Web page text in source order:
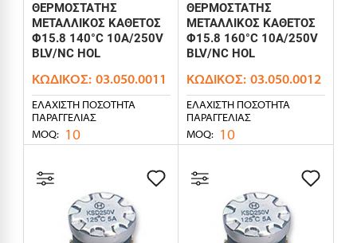
ΘΕΡΜΟΣΤΑΤΗΣ
ΜΕΤΑΛΛΙΚΟΣ ΚΑΘΕΤΟΣ
Φ15.8 140°C 10A/250V
BLV/NC HOL
ΚΩΔΙΚΌΣ: 03.050.0011
ΕΛΆΧΙΣΤΗ ΠΟΣΌΤΗΤΑ
ΠΑΡΑΓΓΕΛΊΑΣ
MOQ: 10
ΘΕΡΜΟΣΤΑΤΗΣ
ΜΕΤΑΛΛΙΚΟΣ ΚΑΘΕΤΟΣ
Φ15.8 160°C 10A/250V
BLV/NC HOL
ΚΩΔΙΚΌΣ: 03.050.0012
ΕΛΆΧΙΣΤΗ ΠΟΣΌΤΗΤΑ
ΠΑΡΑΓΓΕΛΊΑΣ
MOQ: 10